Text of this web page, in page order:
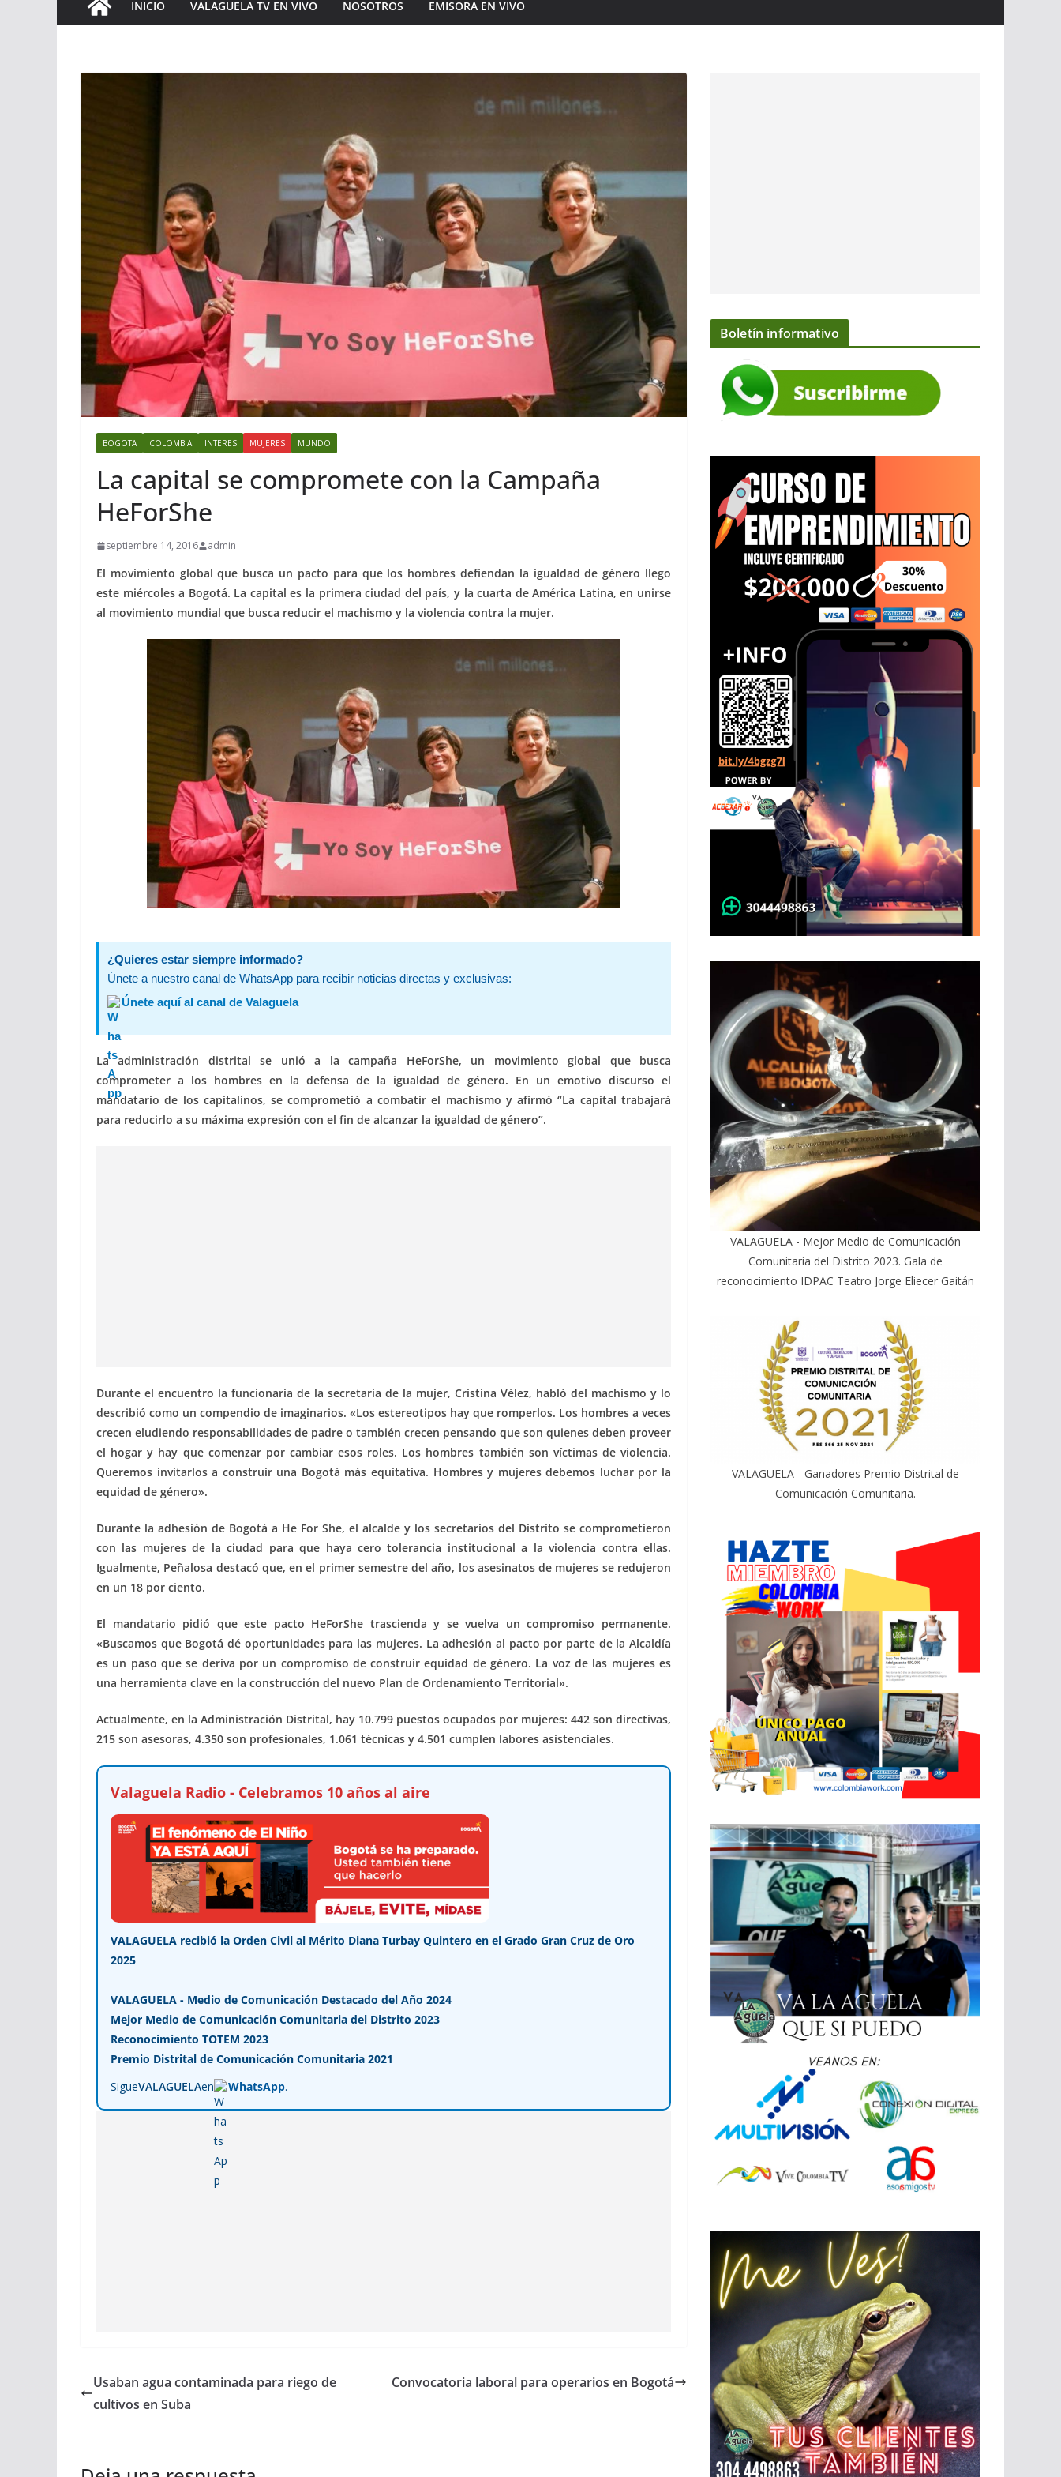
INICIO VALAGUELA TV EN VIVO NOSOTROS EMISORA EN VIVO
BOGOTA COLOMBIA INTERES MUJERES MUNDO
La capital se compromete con la Campaña
HeForShe
septiembre 14, 2016 admin
El movimiento global que busca un pacto para que los hombres defiendan la igualdad de género llego
este miércoles a Bogotá. La capital es la primera ciudad del país, y la cuarta de América Latina, en unirse
al movimiento mundial que busca reducir el machismo y la violencia contra la mujer.
¿Quieres estar siempre informado?
Únete a nuestro canal de WhatsApp para recibir noticias directas y exclusivas:
Únete aquí al canal de Valaguela
La administración distrital se unió a la campaña HeForShe, un movimiento global que busca
comprometer a los hombres en la defensa de la igualdad de género. En un emotivo discurso el
mandatario de los capitalinos, se comprometió a combatir el machismo y afirmó “La capital trabajará
para reducirlo a su máxima expresión con el fin de alcanzar la igualdad de género”.
Durante el encuentro la funcionaria de la secretaria de la mujer, Cristina Vélez, habló del machismo y lo
describió como un compendio de imaginarios. «Los estereotipos hay que romperlos. Los hombres a veces
crecen eludiendo responsabilidades de padre o también crecen pensando que son quienes deben proveer
el hogar y hay que comenzar por cambiar esos roles. Los hombres también son víctimas de violencia.
Queremos invitarlos a construir una Bogotá más equitativa. Hombres y mujeres debemos luchar por la
equidad de género».
Durante la adhesión de Bogotá a He For She, el alcalde y los secretarios del Distrito se comprometieron
con las mujeres de la ciudad para que haya cero tolerancia institucional a la violencia contra ellas.
Igualmente, Peñalosa destacó que, en el primer semestre del año, los asesinatos de mujeres se redujeron
en un 18 por ciento.
El mandatario pidió que este pacto HeForShe trascienda y se vuelva un compromiso permanente.
«Buscamos que Bogotá dé oportunidades para las mujeres. La adhesión al pacto por parte de la Alcaldía
es un paso que se deriva por un compromiso de construir equidad de género. La voz de las mujeres es
una herramienta clave en la construcción del nuevo Plan de Ordenamiento Territorial».
Actualmente, en la Administración Distrital, hay 10.799 puestos ocupados por mujeres: 442 son directivas,
215 son asesoras, 4.350 son profesionales, 1.061 técnicas y 4.501 cumplen labores asistenciales.
Valaguela Radio - Celebramos 10 años al aire
VALAGUELA recibió la Orden Civil al Mérito Diana Turbay Quintero en el Grado Gran Cruz de Oro
2025
VALAGUELA - Medio de Comunicación Destacado del Año 2024
Mejor Medio de Comunicación Comunitaria del Distrito 2023
Reconocimiento TOTEM 2023
Premio Distrital de Comunicación Comunitaria 2021
SigueVALAGUELAen WhatsApp.
Usaban agua contaminada para riego de
cultivos en Suba
Convocatoria laboral para operarios en Bogotá
Boletín informativo
VALAGUELA - Mejor Medio de Comunicación
Comunitaria del Distrito 2023. Gala de
reconocimiento IDPAC Teatro Jorge Eliecer Gaitán
VALAGUELA - Ganadores Premio Distrital de
Comunicación Comunitaria.